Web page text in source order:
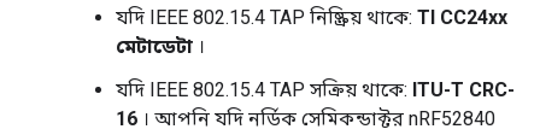
যদি IEEE 802.15.4 TAP নিষ্ক্রিয় থাকে: TI CC24xx
মেটাডেটা ।
যদি IEEE 802.15.4 TAP সক্রিয় থাকে: ITU-T CRC-
16 । আপনি যদি নর্ডিক সেমিকন্ডাক্টর nRF52840